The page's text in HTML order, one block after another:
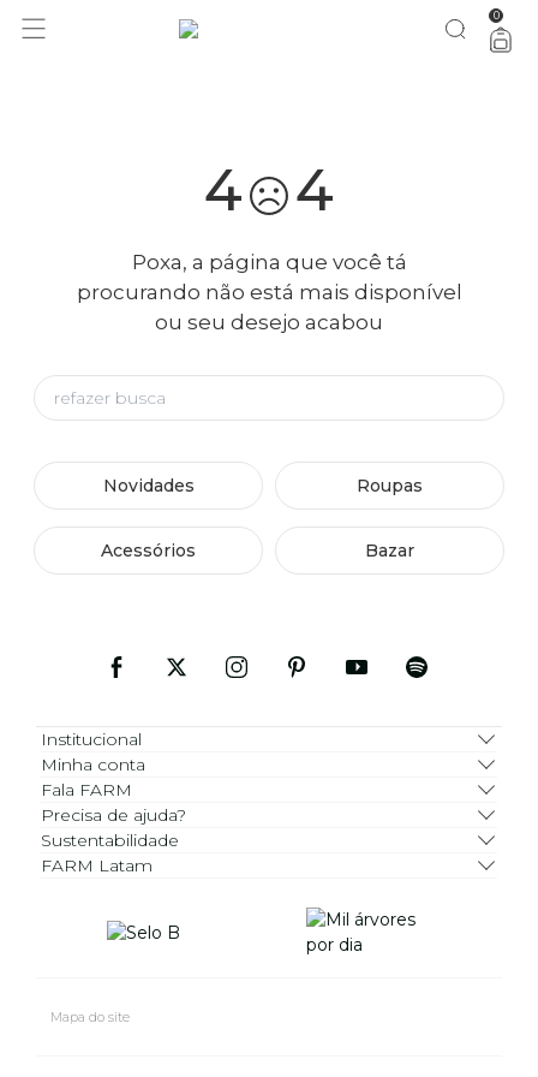
você merece 30% OFF pra comemorar com a gente aproveita! 0
4 4
Poxa, a página que você tá
procurando não está mais disponível
ou seu desejo acabou
Novidades Roupas
Acessórios Bazar
Institucional
Minha conta
Fala FARM
Precisa de ajuda?
Sustentabilidade
FARM Latam
Mapa do site